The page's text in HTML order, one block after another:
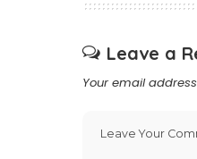
Leave a
Your email